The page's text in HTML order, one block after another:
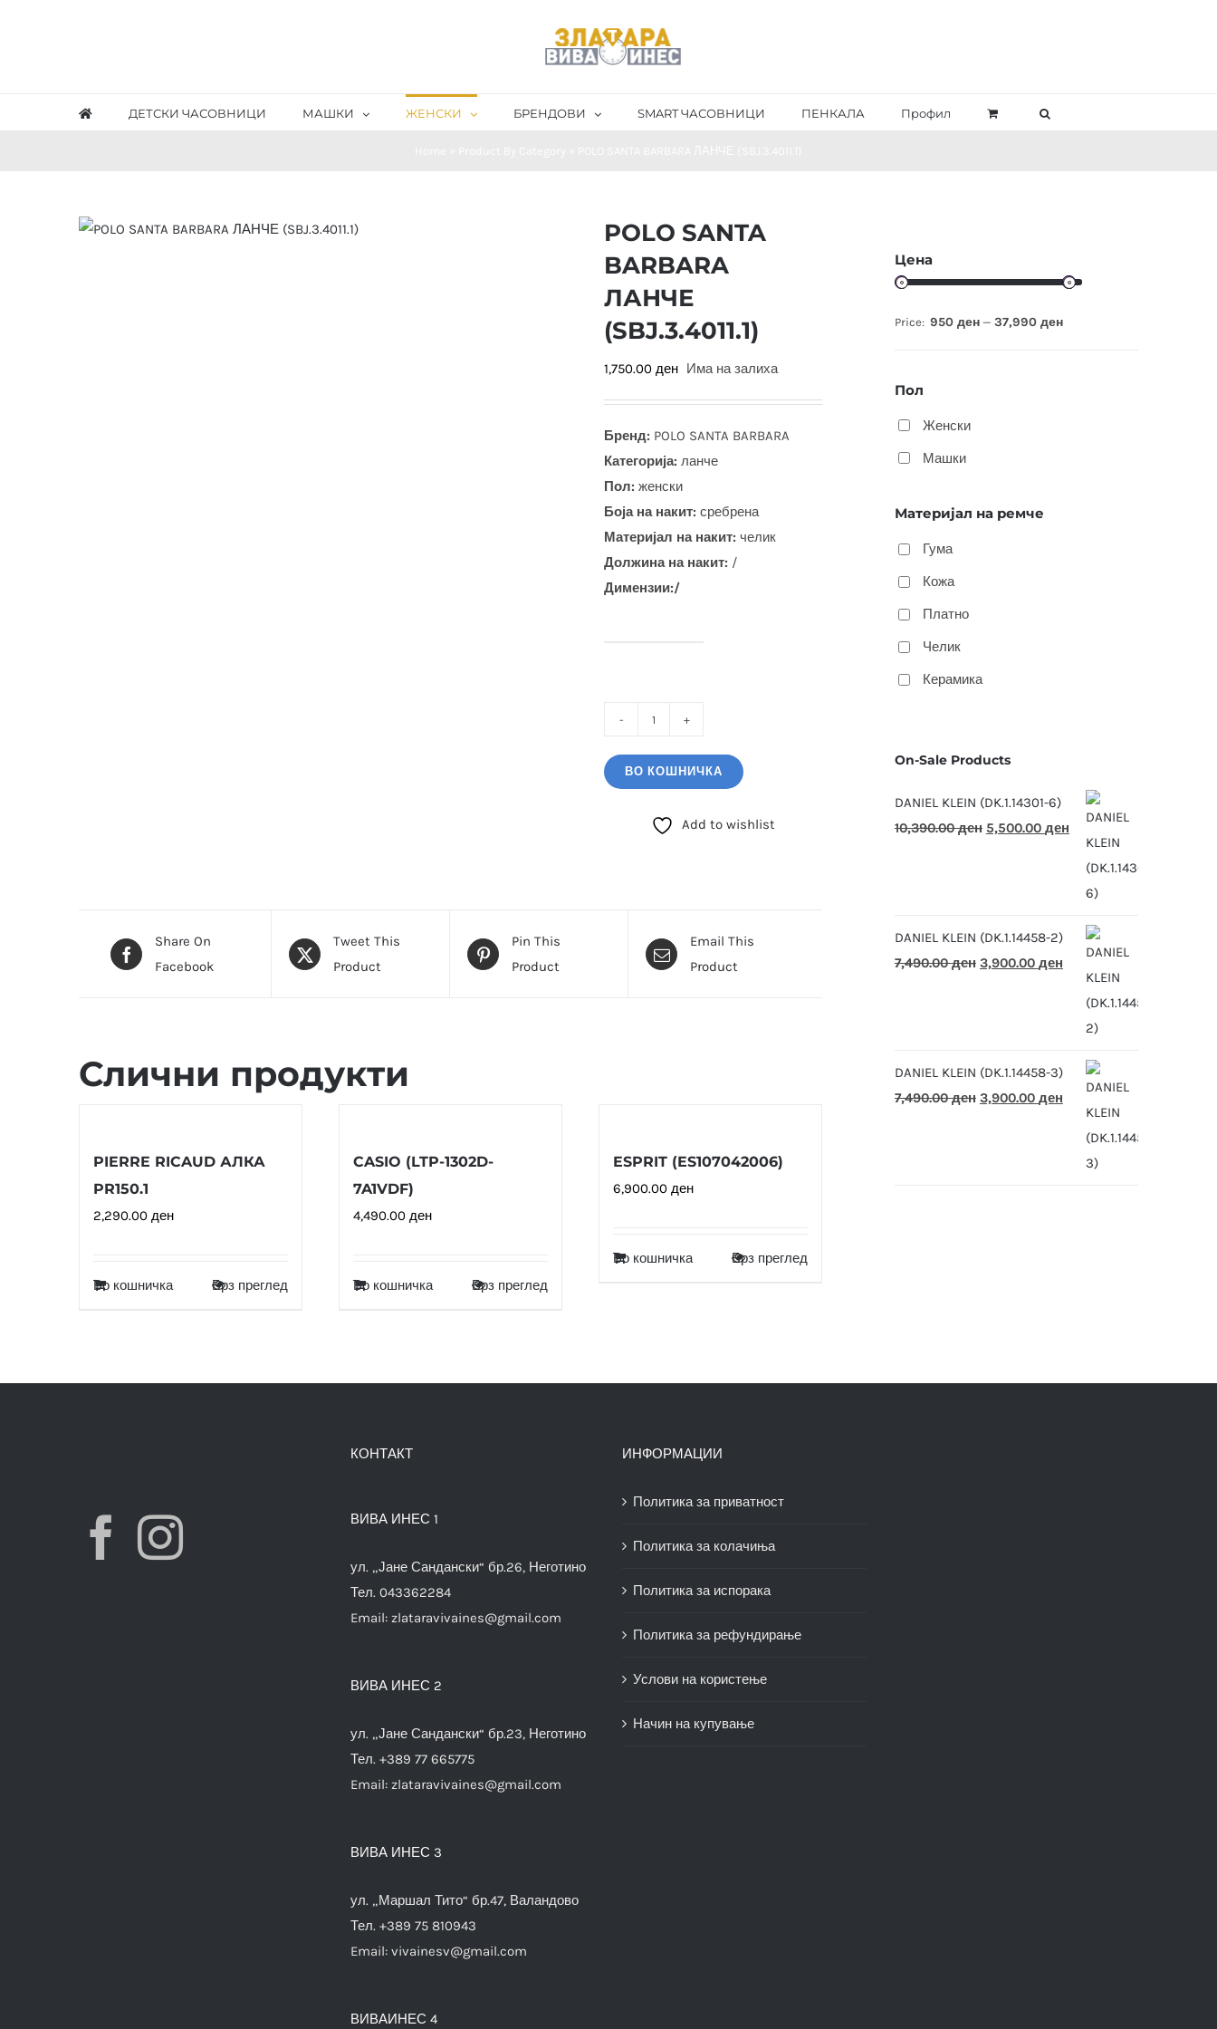
ДЕТСКИ ЧАСОВНИЦИ МАШКИ ЖЕНСКИ БРЕНДОВИ SMART ЧАСОВНИЦИ ПЕНКАЛА Профил
POLO SANTA
BARBARA
ЛАНЧЕ
(SBJ.3.4011.1)
1,750.00 ден Има на залиха
Бренд: POLO SANTA BARBARA
Категорија: ланче
Пол: женски
Боја на накит: сребрена
Материјал на накит: челик
Должина на накит: /
Димензии:/
SANTA
(SBJ.3.4011.1)
ВО КОШНИЧКА
Add to wishlist
Share On
Facebook
Tweet This
Product
Pin This
Product
Email This
Product
Слични продукти
PIERRE RICAUD АЛКА
PR150.1
2,290.00 ден
Во кошничка Брз преглед
CASIO (LTP-1302D-
7A1VDF)
4,490.00 ден
Во кошничка Брз преглед
ESPRIT (ES107042006)
6,900.00 ден
Во кошничка Брз преглед
Цена
Price: 950 ден— 37,990 ден
Пол
Женски
Машки
Материјал на ремче
Гума
Кожа
Платно
Челик
Керамика
On-Sale Products
DANIEL KLEIN (DK.1.14301-6)
10,390.00ден Original
5,500.00 денCurrent
price
5,500.00 ден.
DANIEL KLEIN (DK.1.14458-2)
7,490.00ден Original
3,900.00 денCurrent
price
3,900.00 ден.
DANIEL KLEIN (DK.1.14458-3)
7,490.00ден Original
3,900.00 денCurrent
price
3,900.00 ден.
КОНТАКТ
ВИВА ИНЕС 1
ул. „Јане Сандански“ бр.26, Неготино
Тел. 043362284
Email: zlataravivaines@gmail.com
ВИВА ИНЕС 2
ул. „Јане Сандански“ бр.23, Неготино
Тел. +389 77 665775
Email: zlataravivaines@gmail.com
ВИВА ИНЕС 3
ул. „Маршал Тито“ бр.47, Валандово
Тел. +389 75 810943
Email: vivainesv@gmail.com
ВИВАИНЕС 4
ИНФОРМАЦИИ
Политика за приватност
Политика за колачиња
Политика за испорака
Политика за рефундирање
Услови на користење
Начин на купување